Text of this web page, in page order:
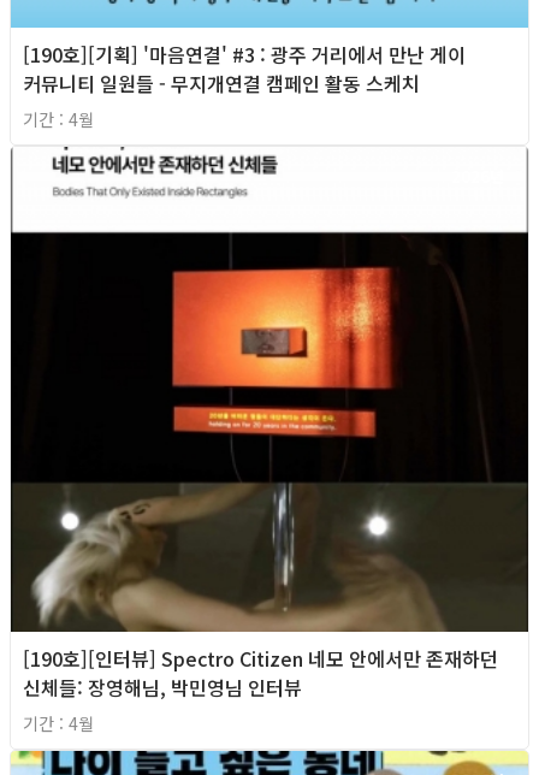
[190호][기획] '마음연결' #3 : 광주 거리에서 만난 게이
커뮤니티 일원들 - 무지개연결 캠페인 활동 스케치
기간 : 4월
[190호][인터뷰] Spectro Citizen 네모 안에서만 존재하던
신체들: 장영해님, 박민영님 인터뷰
기간 : 4월